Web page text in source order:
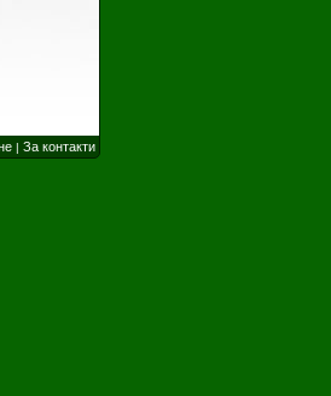
| За контакти